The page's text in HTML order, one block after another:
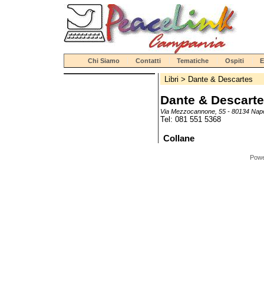
Chi Siamo Contatti Tematiche Ospiti
Libri > Dante & Descartes
Dante &
Via Mezzocannone, 55 - 80134
Tel: 081 551 5368
Collane